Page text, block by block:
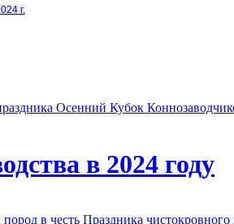
г.
Осенний Кубок
в 2024 году
в честь Праздника чистокровного